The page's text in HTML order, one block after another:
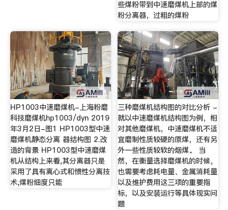
些煤粉带到中速磨煤机上部的煤
粉分离器，过粗的煤粉
HP1003中速磨煤机-上海粉磨
科技磨煤机hp1003/dyn 2019
年3月2日-图1 HP1003型中速
磨煤机静态分离 器结构图 2.改
造的背景 HP1003型中速磨煤
机从结构上来看,其分离器只是
采用了具有离心式和惯性分离技
术,煤粉细度只能
三种磨煤机结构图的对比分析 -
就以中速磨煤机结构图为例，相
对其他磨煤机，中速磨煤机不适
宜磨制性质较硬的原煤，还有另
外一些性质较软的烟煤。 当
然，在衡量选择磨煤机的时候，
也需要考虑耗电量、金属消耗量
以及维护费用这三项的重要指
标，以及安装运行等具体现实问
题